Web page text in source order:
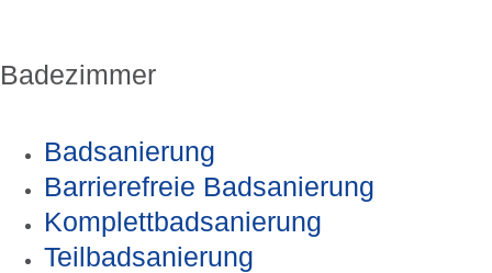
Badezimmer
Badsanierung
Barrierefreie Badsanierung
Komplettbadsanierung
Teilbadsanierung